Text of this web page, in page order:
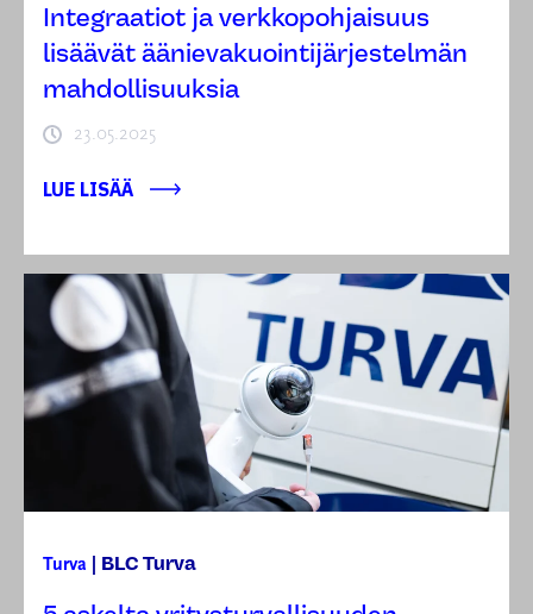
Integraatiot ja verkkopohjaisuus
lisäävät äänievakuointijärjestelmän
mahdollisuuksia
23.05.2025
LUE LISÄÄ
Turva BLC Turva